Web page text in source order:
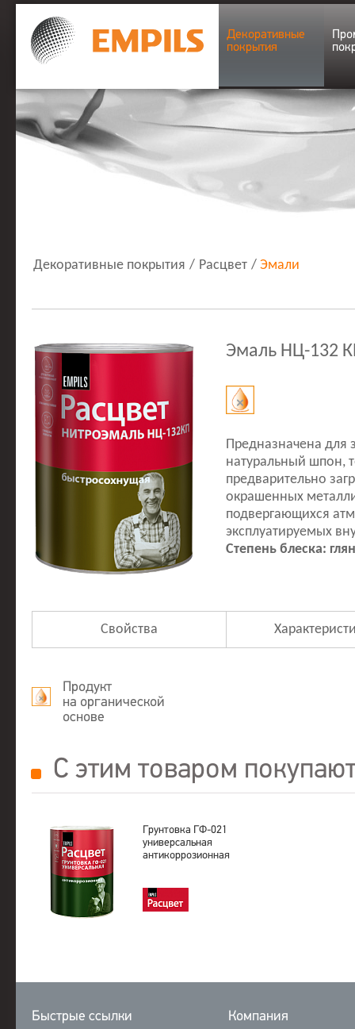
Декоративные
покрытия
Декоративные покрытия / Расцвет /Эмали
Эмаль НЦ-132
Предназначена для
натуральный шпон,
предварительно
окрашенных
подвергающихся
эксплуатируемых
Степень блеска:
Свойства
Продукт
на органической
основе
С этим товаром
Грунтовка ГФ-021
универсальная
антикоррозионная
Быстрые ссылки
Компания